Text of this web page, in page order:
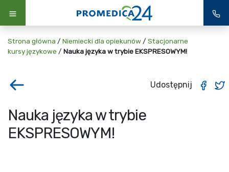
Strona główna / Niemiecki dla opiekunów / Stacjonarne
kursy językowe / Nauka języka w trybie EKSPRESOWYM!
Udostępnij
Nauka języka w trybie
EKSPRESOWYM!